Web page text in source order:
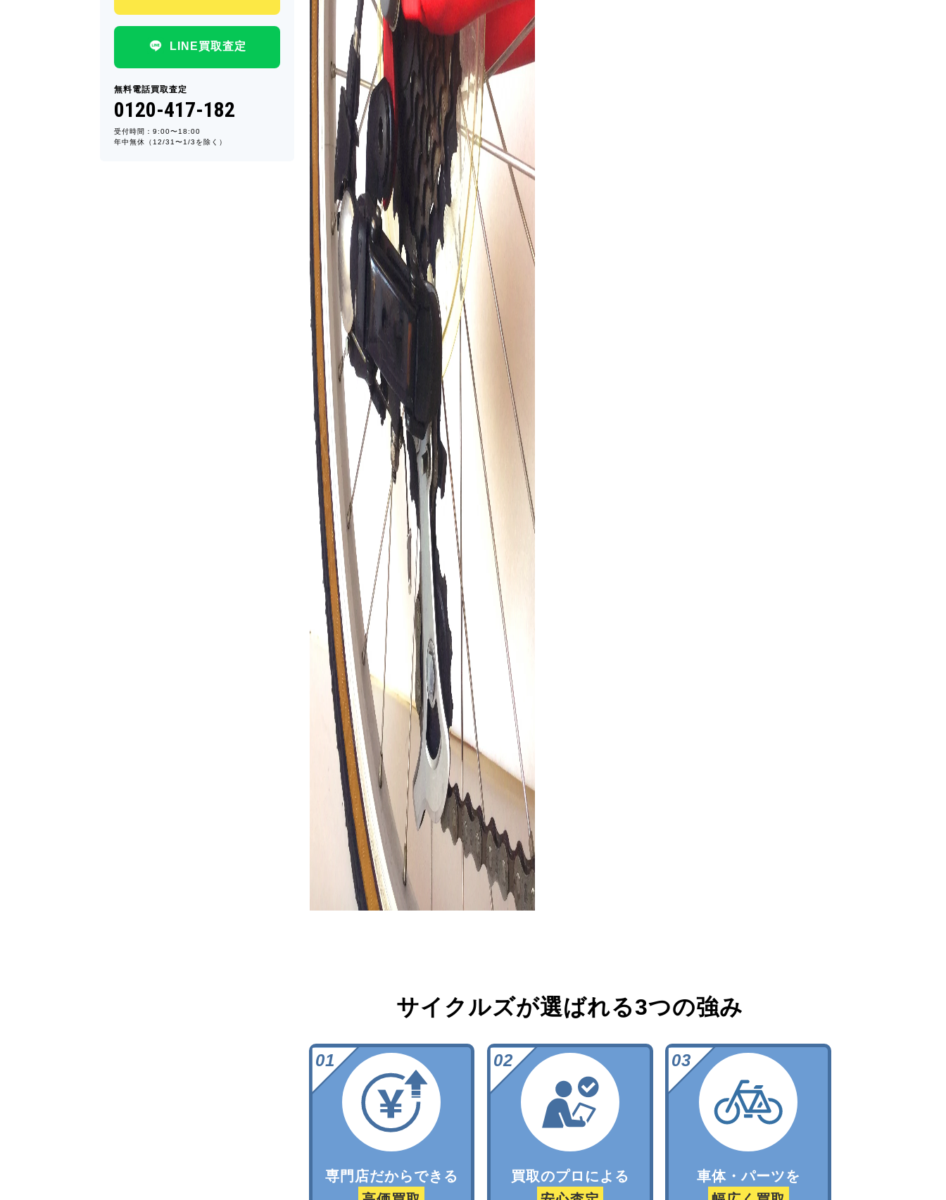
サイクルズが選ばれる3つの強み
専門店だからできる
買取のプロによる
車体・パーツを
LINE買取査定
無料電話買取査定
0120-417-182
受付時間：9:00〜18:00
年中無休（12/31〜1/3を除く）